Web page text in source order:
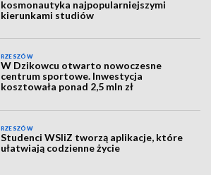
kosmonautyka najpopularniejszymi
kierunkami studiów
RZESZÓW
W Dzikowcu otwarto nowoczesne
centrum sportowe. Inwestycja
kosztowała ponad 2,5 mln zł
RZESZÓW
Studenci WSIiZ tworzą aplikacje, które
ułatwiają codzienne życie